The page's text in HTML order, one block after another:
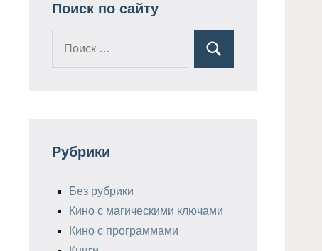
Поиск по сайту
Поиск
Рубрики
Без рубрики
Кино с магическими ключами
Кино с программами